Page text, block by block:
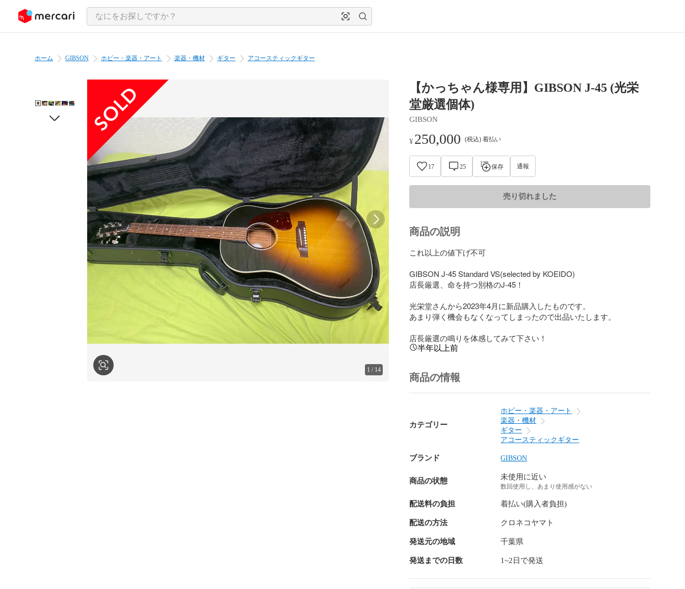
ツにスキップ
ホーム GIBSON ホビー・楽器・アート 楽器・機材 ギター アコースティックギター
1 / 14
【かっちゃん様専用】GIBSON J-45 (光栄
堂厳選個体)
GIBSON
¥ 250,000 (税込) 着払い
17 25 保存 通報
売り切れました
商品の説明
これ以上の値下げ不可
GIBSON J-45 Standard VS(selected by KOEIDO)
店長厳選、命を持つ別格のJ-45！
光栄堂さんから2023年4月に新品購入したものです。
あまり弾く機会もなくなってしまったので出品いたします。
店長厳選の鳴りを体感してみて下さい！
半年以上前
商品の情報
カテゴリー
ホビー・楽器・アート
楽器・機材
ギター
アコースティックギター
ブランド GIBSON
商品の状態 未使用に近い
数回使用し、あまり使用感がない
配送料の負担 着払い(購入者負担)
配送の方法 クロネコヤマト
発送元の地域 千葉県
発送までの日数 1~2日で発送